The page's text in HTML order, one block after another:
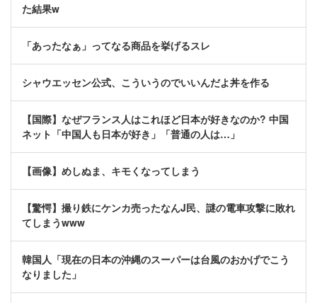
た結果w
「あったなぁ」ってなる商品を挙げるスレ
シャウエッセン公式、こういうのでいいんだよ丼を作る
【国際】なぜフランス人はこれほど日本が好きなのか? 中国
ネット「中国人も日本が好き」「普通の人は…」
【画像】めしぬま、キモくなってしまう
【驚愕】撮り鉄にケンカ売ったなんJ民、謎の電車攻撃に敗れ
てしまうwww
韓国人「現在の日本の沖縄のスーパーは台風のおかげでこう
なりました」